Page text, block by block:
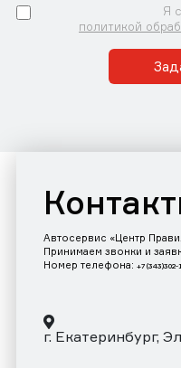
Я
политикой
Автосервис «Центр
Принимаем звонки и
Номер телефона: +7 (343)302-
г. Екатеринбург,